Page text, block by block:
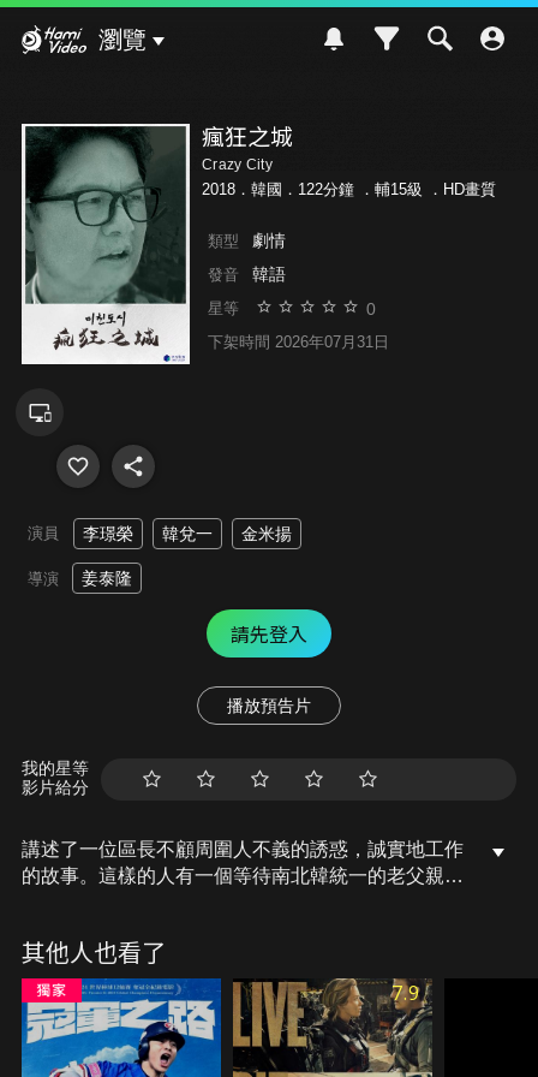
瀏覽
瘋狂之城
Crazy City
2018．韓國．122分鐘 ． 輔15級 ．HD畫質
類型 劇情
發音 韓語
星等 0
下架時間 2026年07月31日
演員 李璟榮 韓兌一 金米揚
導演 姜泰隆
請先登入
播放預告片
我的星等
影片給分
講述了一位區長不顧周圍人不義的誘惑，誠實地工作
的故事。這樣的人有一個等待南北韓統一的老父親，
其他人也看了
7.9